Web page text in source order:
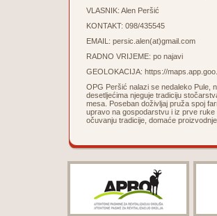
VLASNIK: Alen Peršić
KONTAKT: 098/435545
EMAIL: persic.alen(at)gmail.com
RADNO VRIJEME: po najavi
GEOLOKACIJA: https://
OPG Peršić nalazi se nedaleko Pule,
desetljećima njeguje tradiciju
mesa. Poseban doživljaj pruža spoj
upravo na gospodarstvu i iz prve
očuvanju tradicije, domaće